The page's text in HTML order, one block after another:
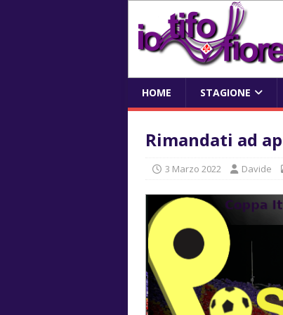
HOME STAGIONE
Rimandati ad
3 Marzo 2022 Davide